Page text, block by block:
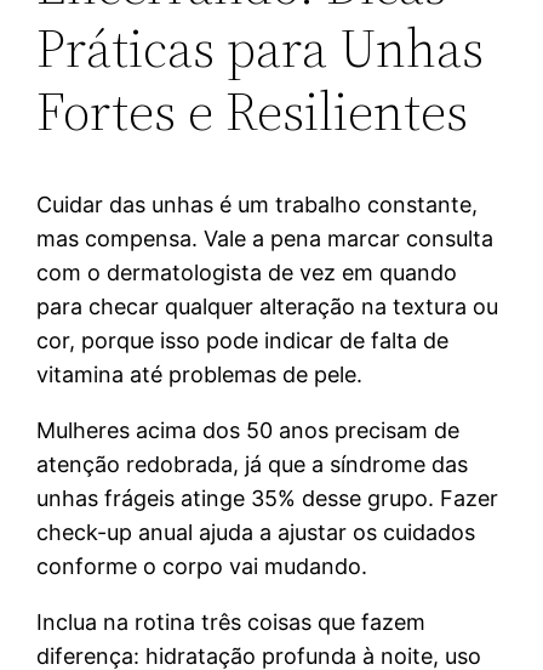
Práticas para Unhas
Fortes e Resilientes
Cuidar das unhas é um trabalho constante,
mas compensa. Vale a pena marcar consulta
com o dermatologista de vez em quando
para checar qualquer alteração na textura ou
cor, porque isso pode indicar de falta de
vitamina até problemas de pele.
Mulheres acima dos 50 anos precisam de
atenção redobrada, já que a síndrome das
unhas frágeis atinge 35% desse grupo. Fazer
check-up anual ajuda a ajustar os cuidados
conforme o corpo vai mudando.
Inclua na rotina três coisas que fazem
diferença: hidratação profunda à noite, uso